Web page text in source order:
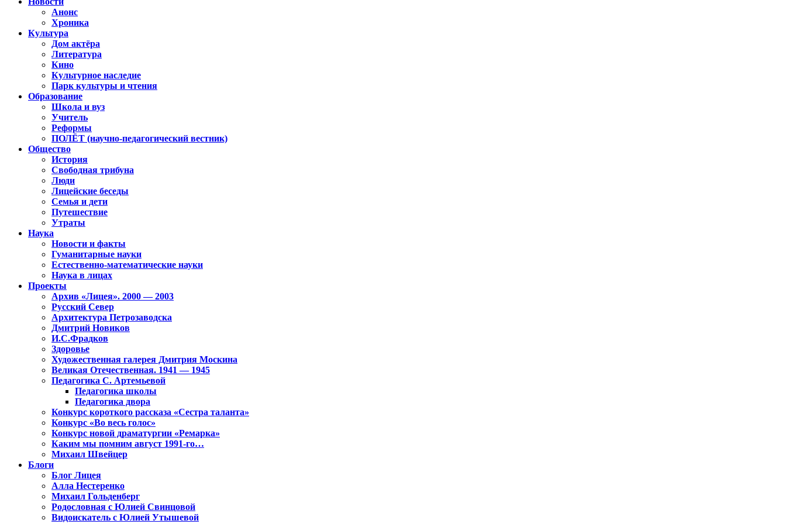
Анонс
Хроника
Культура
Дом актёра
Литература
Кино
Культурное наследие
Парк культуры и чтения
Образование
Школа и вуз
Учитель
Реформы
ПОЛЁТ (научно-педагогический вестник)
Общество
История
Свободная трибуна
Люди
Лицейские беседы
Семья и дети
Путешествие
Утраты
Наука
Новости и факты
Гуманитарные науки
Естественно-математические науки
Наука в лицах
Проекты
Архив «Лицея». 2000 — 2003
Русский Север
Архитектура Петрозаводска
Дмитрий Новиков
И.С.Фрадков
Здоровье
Художественная галерея Дмитрия Москина
Великая Отечественная. 1941 — 1945
Педагогика С. Артемьевой
Педагогика школы
Педагогика двора
Конкурс короткого рассказа «Сестра таланта»
Конкурс «Во весь голос»
Конкурс новой драматургии «Ремарка»
Каким мы помним август 1991-го…
Михаил Швейцер
Блоги
Блог Лицея
Алла Нестеренко
Михаил Гольденберг
Родословная с Юлией Свинцовой
Видоискатель с Юлией Утышевой